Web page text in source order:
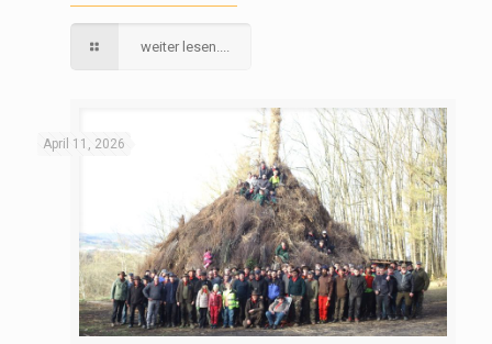
weiter lesen....
April 11, 2026